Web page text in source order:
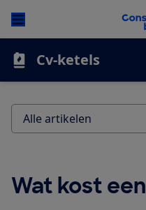
Cv-ketels
Wat kost
Alle artikelen